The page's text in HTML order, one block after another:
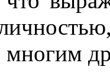
многим